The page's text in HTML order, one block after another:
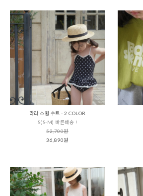
라라 스윔 수트 - 2 COLOR
S(S-M) 빠른배송 !
52,700원
36,890원